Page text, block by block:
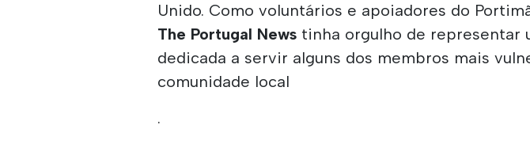
Unido. Como voluntários e apoiadores do
The Portugal News tinha orgulho de representar
dedicada a servir alguns dos membros mais
comunidade local
.